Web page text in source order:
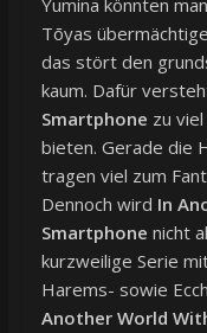
Yumina könnten
Tōyas
das stört den
kaum. Dafür
Smartphone zu
bieten. Gerade die
tragen viel zum
Dennoch wird In
Smartphone nicht
kurzweilige Serie
Harems- sowie
Another World